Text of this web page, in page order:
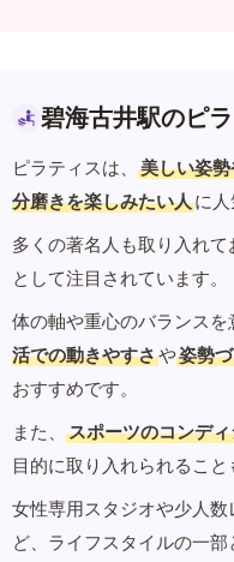
碧海古井駅のピ
ピラティスは、 美しい姿
分磨きを楽しみたい人に人
多くの著名人も取り入れ
として注目されています。
体の軸や重心のバランスを
活での動きやすさや姿勢
おすすめです。
また、
スポーツのコンデ
目的に取り入れられること
女性専用スタジオや少人
ど、ライフスタイルの一部